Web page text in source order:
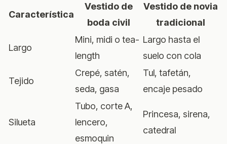
Característica
Vestido de
boda civil
Vestido de novia
tradicional
Largo
Mini, midi o tea-
length
Largo hasta el
suelo con cola
Tejido
Crepé, satén,
seda, gasa
Tul, tafetán,
encaje pesado
Silueta
Tubo, corte A,
lencero,
esmoquin
Princesa, sirena,
catedral